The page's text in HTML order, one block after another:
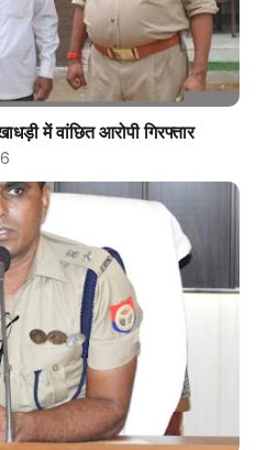
में वांछित आरोपी गिरफ्तार